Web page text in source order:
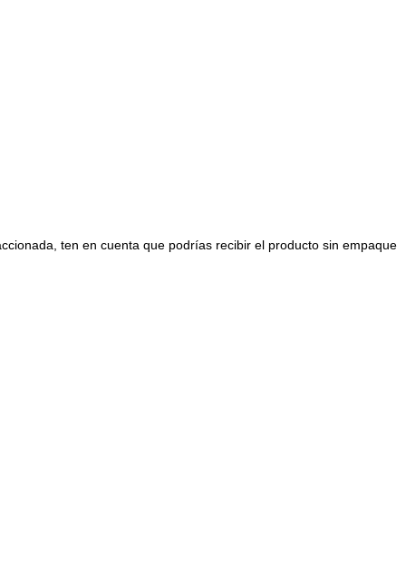
ten en cuenta que podrías recibir el producto sin empaque